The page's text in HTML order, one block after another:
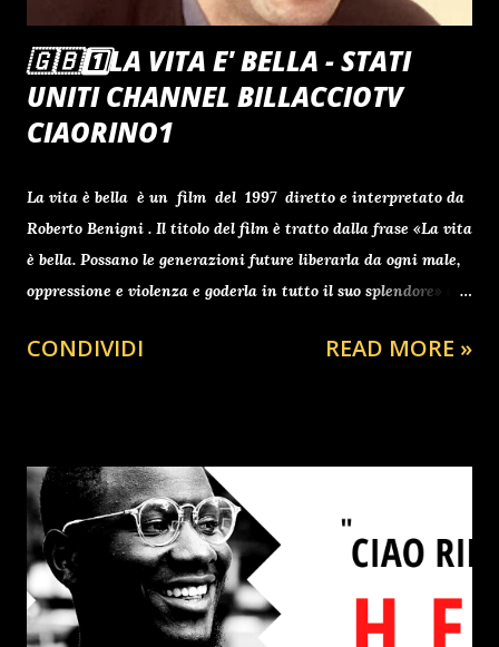
🇬🇧1️⃣LA VITA E' BELLA - STATI
UNITI CHANNEL BILLACCIOTV
CIAORINO1
La vita è bella è un film del 1997 diretto e interpretato da
Roberto Benigni . Il titolo del film è tratto dalla frase «La vita
è bella. Possano le generazioni future liberarla da ogni male,
oppressione e violenza e goderla in tutto il suo splendore» del
: miglior film straniero , miglior attore protagonista (
insieme alla sua famiglia in un lager nazista - cercherà di
proteggere il figlio dagli orrori dell' Olocausto , facendogli
credere che tutto ciò che vedono sia parte di un fantastico
gioco in cui dovranno affrontare prove durissime per vincere
il meraviglioso premio finale. Fu presentato in concorso al
51º Festival di Cannes , dove v...
CONDIVIDI READ MORE »